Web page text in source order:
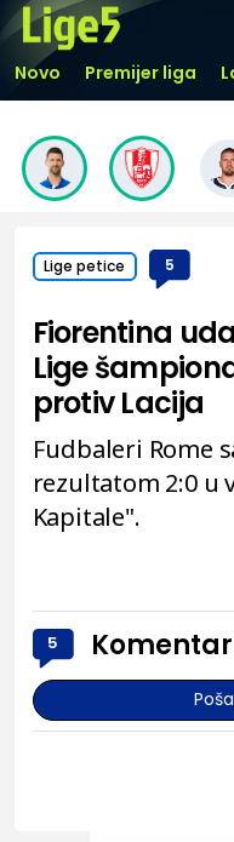
Novo Premijer liga
Lige petice 5
Fiorentina
Lige
protiv Lacija
Fudbaleri Rome
rezultatom 2:0 u
Kapitale".
5